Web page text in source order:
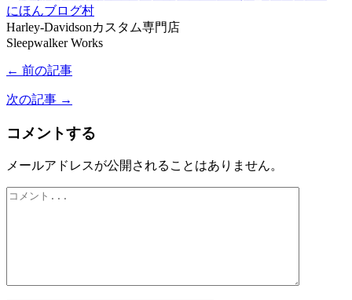
にほんブログ村
Harley-Davidsonカスタム専門店
Sleepwalker Works
← 前の記事
次の記事 →
コメントする
メールアドレスが公開されることはありません。